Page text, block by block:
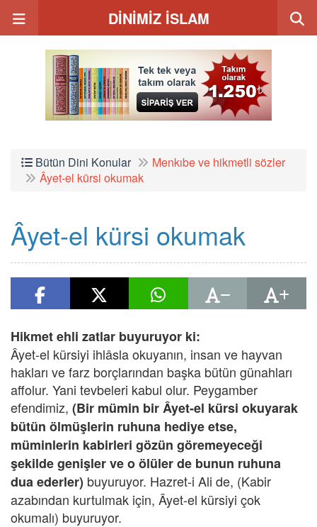
DİNİMİZ İSLAM
Bütün Dini Konular
Menkıbe ve hikmetli sözler
Âyet-el kürsi okumak
Âyet-el kürsi okumak
Hikmet ehli zatlar buyuruyor ki:
Âyet-el kürsiyi ihlâsla okuyanın, insan ve hayvan
hakları ve farz borçlarından başka bütün günahları
affolur. Yani tevbeleri kabul olur. Peygamber
efendimiz, (Bir mümin bir Âyet-el kürsi okuyarak
bütün ölmüşlerin ruhuna hediye etse,
müminlerin kabirleri gözün göremeyeceği
şekilde genişler ve o ölüler de bunun ruhuna
dua ederler) buyuruyor. Hazret-i Ali de, (Kabir
azabından kurtulmak için, Âyet-el kürsiyi çok
okumalı) buyuruyor.